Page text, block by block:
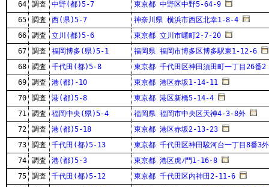
64
調査 中野(都)5-7
東京都 中野区中野5-64-9
65
調査 西(県)5-7
神奈川県 横浜市西区北幸1-8-4
66
調査 立川(都)5-6
東京都 立川市曙町2-7-20
67
調査 福岡博多(県)5-1
福岡県 福岡市博多区博多駅東1-12-6
68
調査 千代田(都)5-8
東京都 千代田区神田須田町一丁目26番2
69
調査 港(都)-10
東京都 港区赤坂1-14-11
70
調査 港(都)5-8
東京都 港区新橋5-14-4
71
調査 福岡中央(県)5-4
福岡県 福岡市中央区天神4-3-8外
72
調査 港(都)5-18
東京都 港区赤坂2-13-23
73
調査 千代田(都)5-13
東京都 千代田区神田駿河台一丁目8番3外
74
調査 港(都)5-3
東京都 港区虎ﾉ門1-16-8
75
調査 千代田(都)5-12
東京都 千代田区内神田2-11-6